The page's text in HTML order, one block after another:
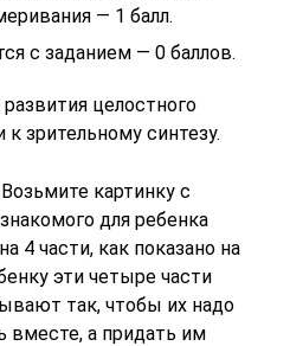
— 1 балл.
с заданием — 0 баллов.
целостного
зрительному синтезу.
Возьмите картинку с
для ребенка
4 части, как показано на
эти четыре части
так, чтобы их надо
вместе, а придать им